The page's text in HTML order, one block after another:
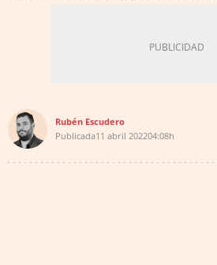
Rubén Escudero
Publicada11 abril 202204:08h